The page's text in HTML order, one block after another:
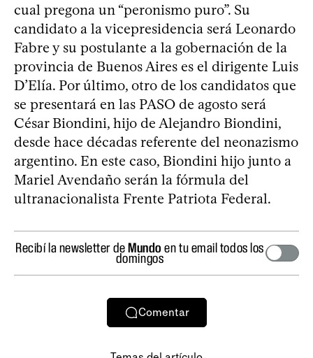
cual pregona un “peronismo puro”. Su
candidato a la vicepresidencia será Leonardo
Fabre y su postulante a la gobernación de la
provincia de Buenos Aires es el dirigente Luis
D’Elía. Por último, otro de los candidatos que
se presentará en las PASO de agosto será
César Biondini, hijo de Alejandro Biondini,
desde hace décadas referente del neonazismo
argentino. En este caso, Biondini hijo junto a
Mariel Avendaño serán la fórmula del
ultranacionalista Frente Patriota Federal.
Recibí la newsletter deMundo en tu email todos los
domingos
Comentar